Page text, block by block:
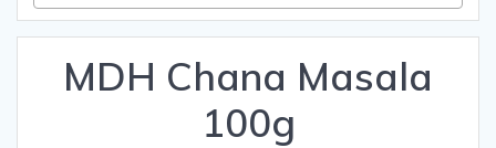
MDH Chana Masala
100g